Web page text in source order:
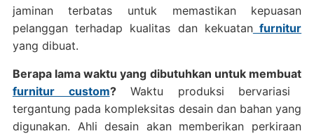
jaminan terbatas untuk memastikan kepuasan
pelanggan terhadap kualitas dan kekuatanfurnitur
yang dibuat.
Berapa lama waktu yang dibutuhkan untuk membuat
furnitur custom?Waktu produksi bervariasi
tergantung pada kompleksitas desain dan bahan yang
digunakan. Ahli desain akan memberikan perkiraan